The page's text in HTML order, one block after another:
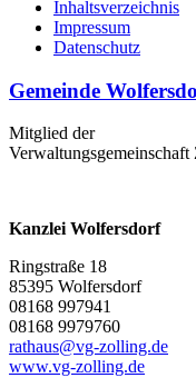
Inhaltsverzeichnis
Impressum
Datenschutz
Gemeinde
Mitglied der
Kanzlei Wolfersdorf
Ringstraße 18
85395 Wolfersdorf
08168 997941
08168 9979760
rathaus@vg-zolling.de
www.vg-zolling.de